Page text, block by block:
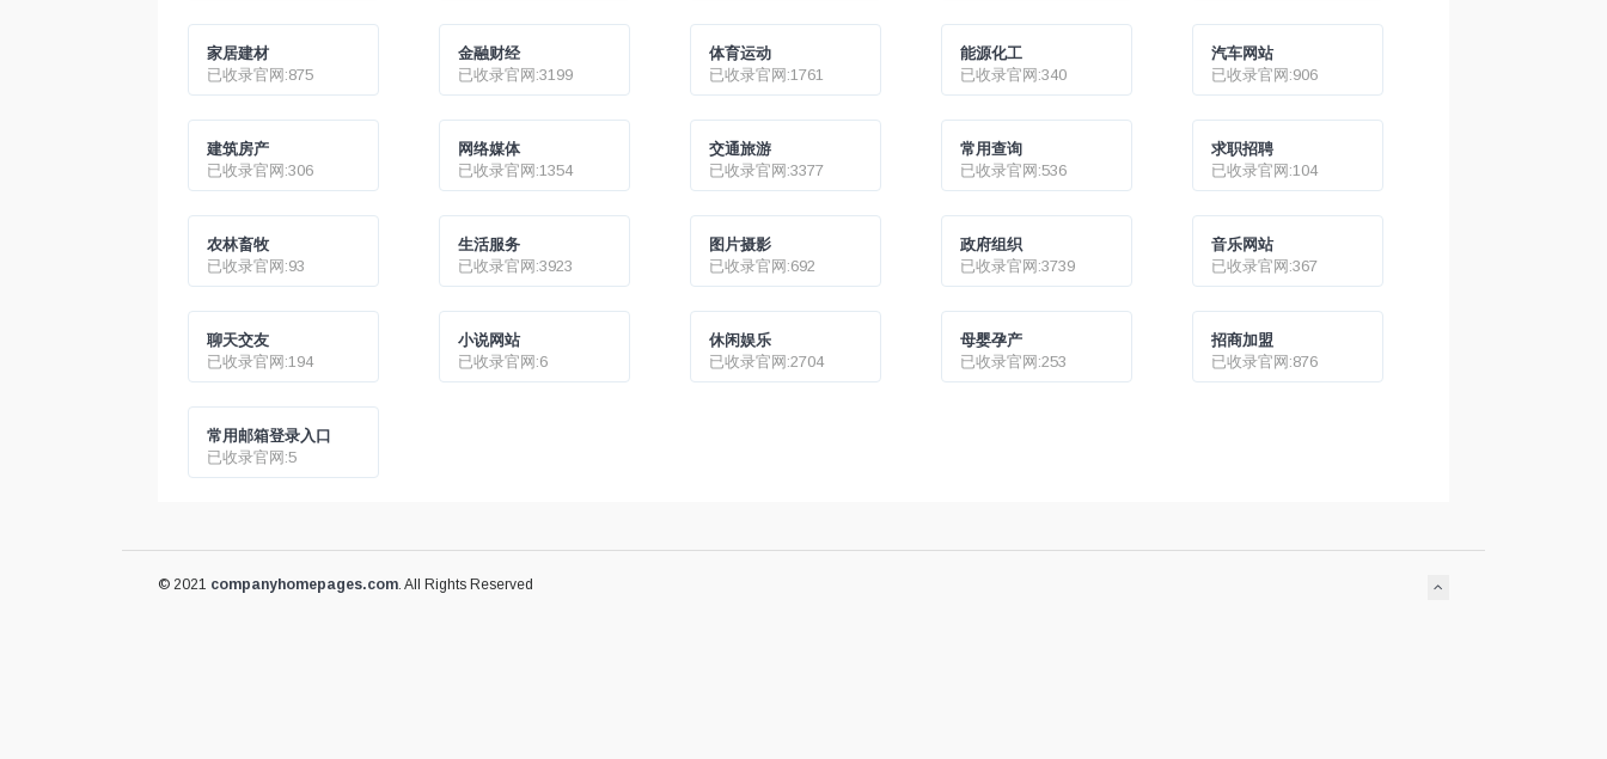
家居建材
已收录官网:875
金融财经
已收录官网:3199
体育运动
已收录官网:1761
能源化工
已收录官网:340
汽车网站
已收录官网:906
建筑房产
已收录官网:306
网络媒体
已收录官网:1354
交通旅游
已收录官网:3377
常用查询
已收录官网:536
求职招聘
已收录官网:104
农林畜牧
已收录官网:93
生活服务
已收录官网:3923
图片摄影
已收录官网:692
政府组织
已收录官网:3739
音乐网站
已收录官网:367
聊天交友
已收录官网:194
小说网站
已收录官网:6
休闲娱乐
已收录官网:2704
母婴孕产
已收录官网:253
招商加盟
已收录官网:876
常用邮箱登录入口
已收录官网:5
© 2021 companyhomepages.com. All Rights Reserved